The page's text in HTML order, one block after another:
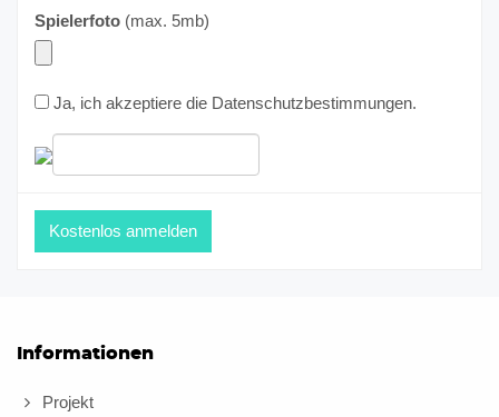
Spielerfoto (max. 5mb)
Ja, ich akzeptiere die Datenschutzbestimmungen.
Informationen
Projekt